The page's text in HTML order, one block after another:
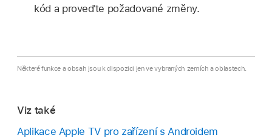
kód a proveďte požadované změny.
Některé funkce a obsah jsou k dispozici jen ve vybraných zemích a oblastech.
Viz také
Aplikace Apple TVpro zařízení s Androidem